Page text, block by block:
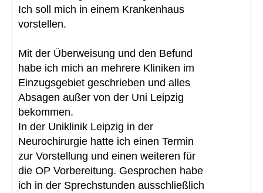
Ich soll mich in einem Krankenhaus
vorstellen.
Mit der Überweisung und den Befund
habe ich mich an mehrere Kliniken im
Einzugsgebiet geschrieben und alles
Absagen außer von der Uni Leipzig
bekommen.
In der Uniklinik Leipzig in der
Neurochirurgie hatte ich einen Termin
zur Vorstellung und einen weiteren für
die OP Vorbereitung. Gesprochen habe
ich in der Sprechstunden ausschließlich